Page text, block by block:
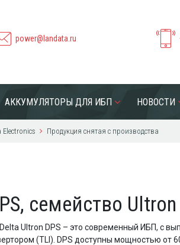
power@landata.ru
АККУМУЛЯТОРЫ ДЛЯ ИБП НОВОСТИ
Продукция снятая с производства
семейство
Ultron DPS – это современный ИБП, с
(TLI). DPS доступны мощностью от